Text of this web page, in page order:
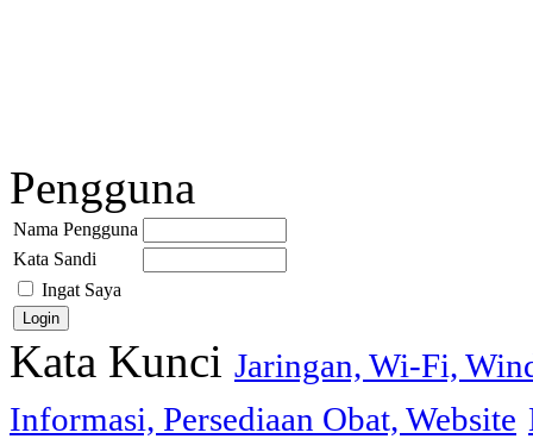
Pengguna
Nama Pengguna
Kata Sandi
Ingat Saya
Kata Kunci Jaringan, Wi-Fi,
Informasi, Persediaan Obat, Website